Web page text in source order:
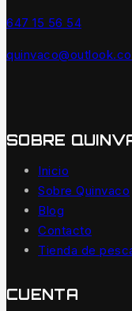
647 15 56 54
SOBRE
Inicio
Sobre Quinvaco
Blog
Contacto
Tienda de
CUENTA